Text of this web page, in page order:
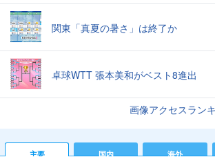
関東「真夏の暑さ」は終了か
卓球WTT 張本美和がベスト8進出
画像アクセスラン
主要 国内 海外